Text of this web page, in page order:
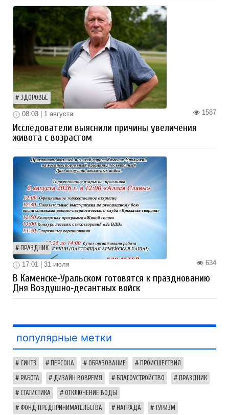
ЗДОРОВЬЕ
1587
08:03 | 1 августа
Исследователи выяснили причины увеличения
живота с возрастом
ПРАЗДНИК
634
17:01 | 31 июля
В Каменске‑Уральском готовятся к празднованию
Дня Воздушно‑десантных войск
популярные метки
СИНТЗ ПЕРСОНА ОБРАЗОВАНИЕ ПРОИСШЕСТВИЯ
РАБОТА ДИЗАЙН ВОВРЕМЯ БЛАГОУСТРОЙСТВО ПРАЗДНИК
СТАТИСТИКА ОТКЛЮЧЕНИЕ ВОДЫ
ФОНД ПРЕДПРИНИМАТЕЛЬСТВА НАГРАДА ТУРИЗМ